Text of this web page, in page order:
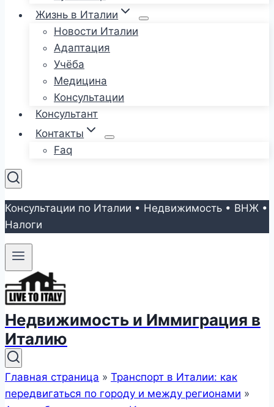
Жизнь в Италии
Новости Италии
Адаптация
Учёба
Медицина
Консультации
Консультант
Контакты
Faq
Консультации по Италии • Недвижимость • ВНЖ •
Налоги
Недвижимость и Иммиграция в
Италию
Главная страница » Транспорт в Италии: как
передвигаться по городу и между регионами »